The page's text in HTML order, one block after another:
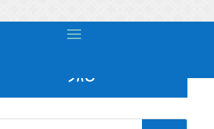
סגל